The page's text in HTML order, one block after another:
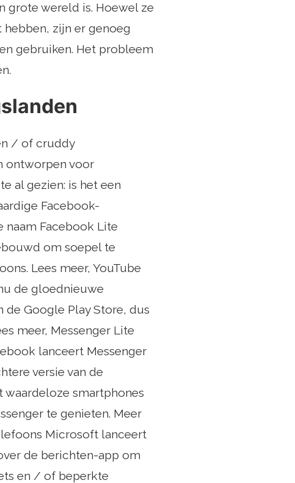
grote wereld is. Hoewel ze
zijn er genoeg
gebruiken. Het probleem
/ of cruddy
ontworpen voor
al gezien: is het een
Facebook-
naam Facebook Lite
om soepel te
Lees meer, YouTube
de gloednieuwe
de Google Play Store, dus
meer, Messenger Lite
lanceert Messenger
versie van de
waardeloze smartphones
te genieten. Meer
Microsoft lanceert
de berichten-app om
en / of beperkte